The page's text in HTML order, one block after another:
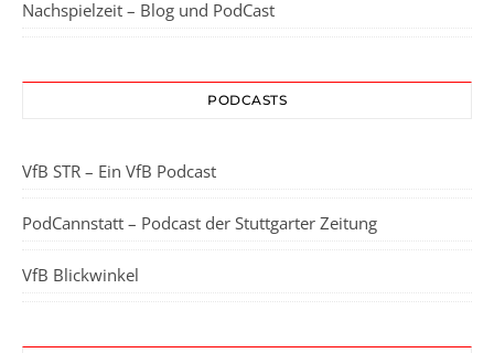
Nachspielzeit – Blog und PodCast
PODCASTS
VfB STR – Ein VfB Podcast
PodCannstatt – Podcast der Stuttgarter Zeitung
VfB Blickwinkel